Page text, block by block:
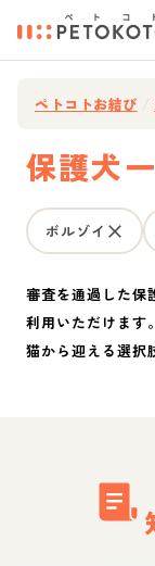
ペトコトお結び
保護犬
ボルゾイ
審査を通過した保
利用いただけます
猫から迎える選択